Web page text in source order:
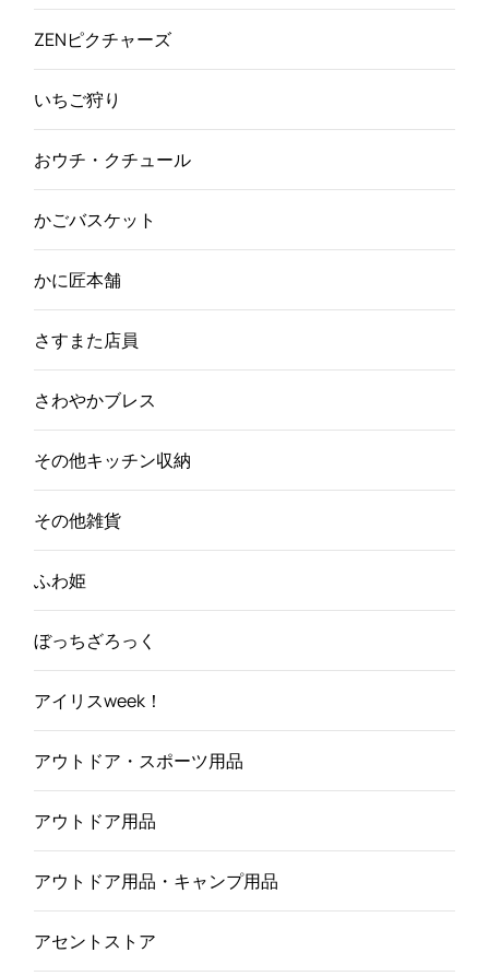
ZENピクチャーズ
いちご狩り
おウチ・クチュール
かごバスケット
かに匠本舗
さすまた店員
さわやかブレス
その他キッチン収納
その他雑貨
ふわ姫
ぼっちざろっく
アイリスweek！
アウトドア・スポーツ用品
アウトドア用品
アウトドア用品・キャンプ用品
アセントストア